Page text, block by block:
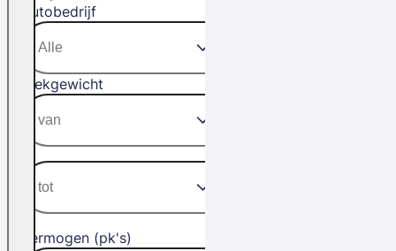
Autobedrijf
Trekgewicht
Vermogen (pk's)